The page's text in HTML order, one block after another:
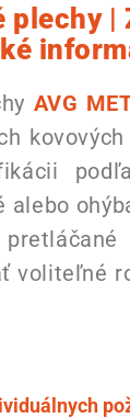
plechy |
AVG
alebo
voliteľné